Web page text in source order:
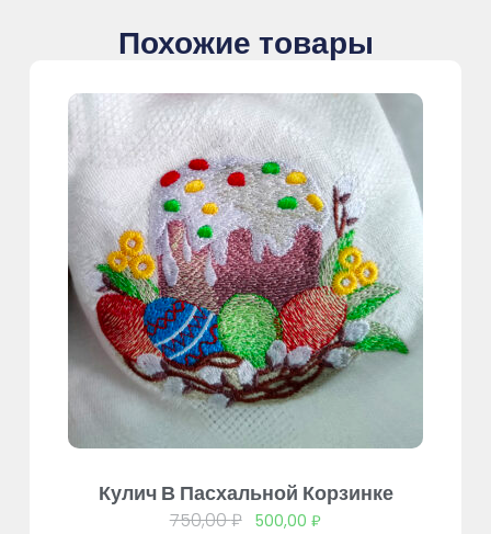
Похожие товары
Кулич В Пасхальной Корзинке
750,00₽ 500,00₽